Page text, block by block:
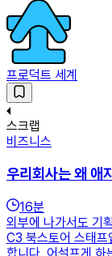
프로덕트 세계
스크랩
비즈니스
우리회사는 왜 애
16분
외부에 나가서도 기
C3 북스토어 스태프